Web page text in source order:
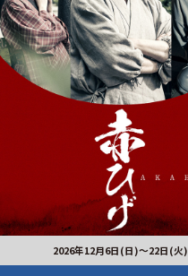
2026年12月6日(日)～22日(火)